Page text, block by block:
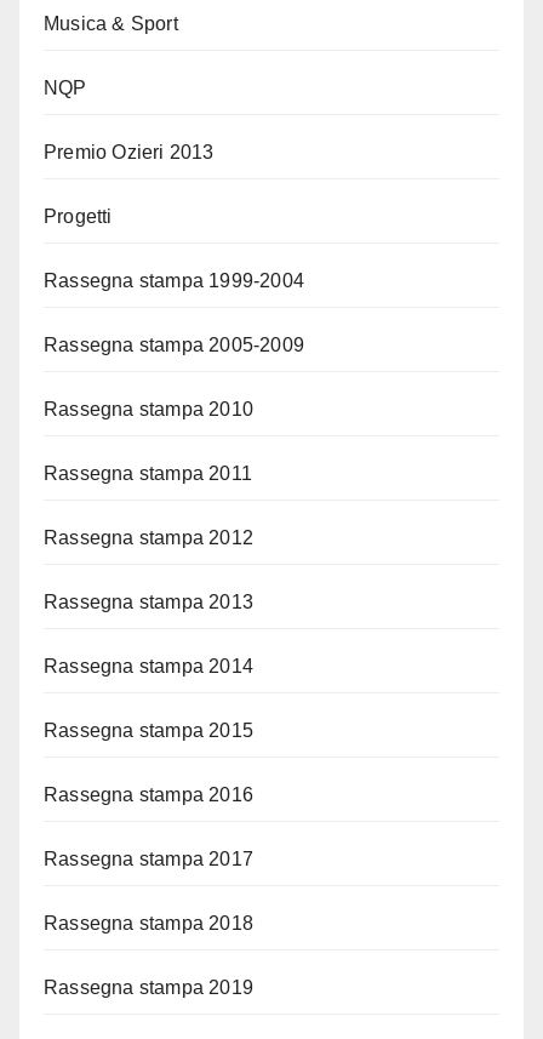
Musica & Sport
NQP
Premio Ozieri 2013
Progetti
Rassegna stampa 1999-2004
Rassegna stampa 2005-2009
Rassegna stampa 2010
Rassegna stampa 2011
Rassegna stampa 2012
Rassegna stampa 2013
Rassegna stampa 2014
Rassegna stampa 2015
Rassegna stampa 2016
Rassegna stampa 2017
Rassegna stampa 2018
Rassegna stampa 2019